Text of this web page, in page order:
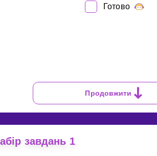
Готово
Продовжити
завдань 1